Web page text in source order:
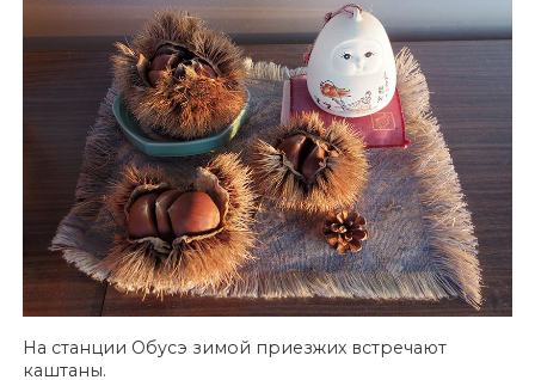
На станции Обусэ зимой приезжих встречают
каштаны.